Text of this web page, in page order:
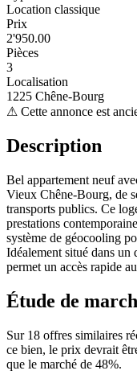
Location classique
Prix
2'950.00
Pièces
3
Localisation
1225 Chêne-Bourg
⚠ Cette annonce est
Description
Bel appartement neuf
Vieux Chêne-Bourg, de
transports publics. Ce
prestations
système de géocooling
Idéalement situé dans
permet un accès rapide
Étude de
Sur 18 offres similaires
ce bien, le prix devrait
que le marché de 48%.